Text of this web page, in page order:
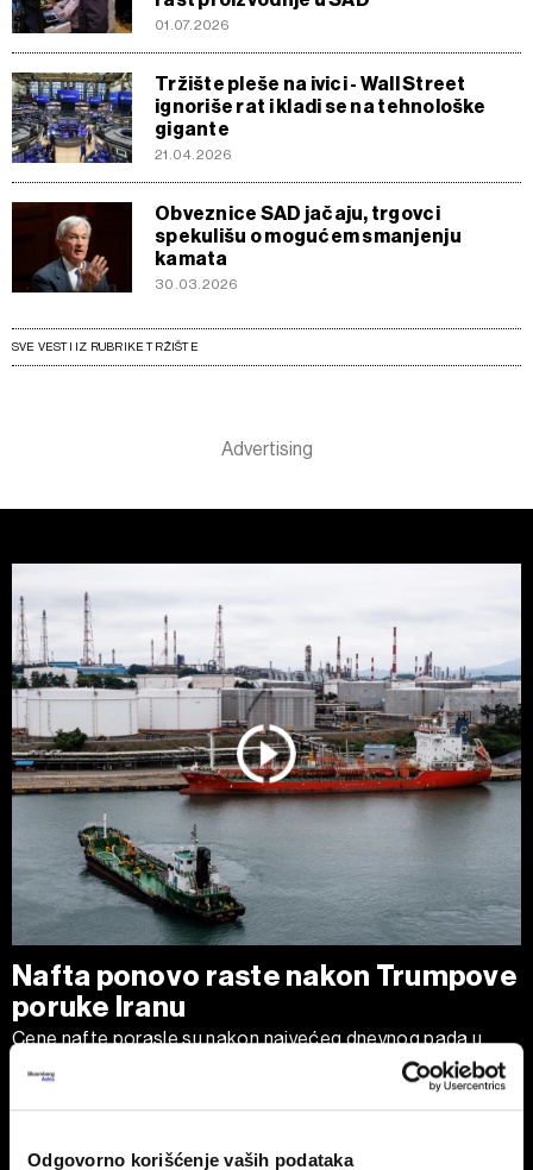
Odgovorno korišćenje vaših podataka
01.07.2026
Tržište pleše na ivici - Wall Street
ignoriše rat i kladi se na tehnološke
gigante
21.04.2026
Obveznice SAD jačaju, trgovci
spekulišu o mogućem smanjenju
kamata
30.03.2026
SVE VESTI IZ RUBRIKE TRŽIŠTE
Nafta ponovo raste nakon Trumpove
poruke Iranu
Cene nafte porasle su nakon najvećeg dnevnog pada u
poslednjih nedelju dana, pošto je predsednik SAD Donald
Trump izjavio da je Teheranu ponudio 'poslednju priliku' za